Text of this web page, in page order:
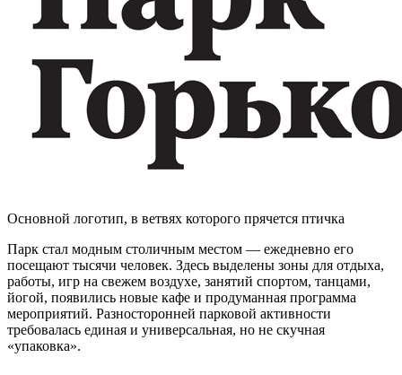
Основной логотип, в ветвях которого прячется птичка
Парк стал модным столичным местом — ежедневно его
посещают тысячи человек. Здесь выделены зоны для отдыха,
работы, игр на свежем воздухе, занятий спортом, танцами,
йогой, появились новые кафе и продуманная программа
мероприятий. Разносторонней парковой активности
требовалась единая и универсальная, но не скучная
«упаковка».